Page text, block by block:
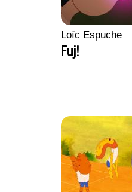
Loïc Espuche
Fuj!